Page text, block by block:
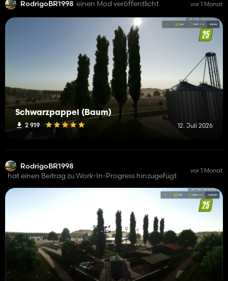
RodrigoBR1998 einen Mod veröffentlicht vor 1 Monat
Schwarzpappel (Baum)
2 919 12. Juli 2026
RodrigoBR1998
hat einen Beitrag zu Work-In-Progress hinzugefügt
vor 1 Monat